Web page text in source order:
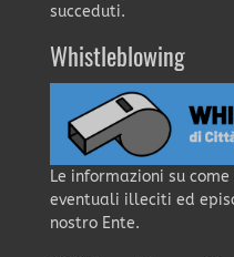
succeduti.
Whistleblowing
Le informazioni su
eventuali illeciti ed
nostro Ente.